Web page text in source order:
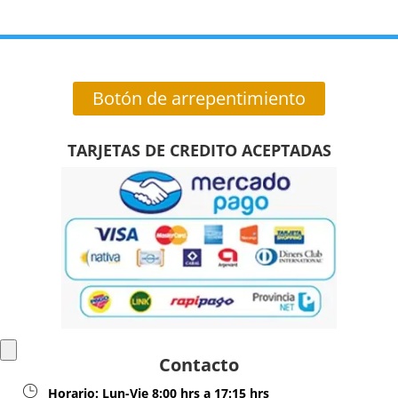
Botón de arrepentimiento
TARJETAS DE CREDITO ACEPTADAS
Contacto
Horario: Lun-Vie 8:00 hrs a 17:15 hrs